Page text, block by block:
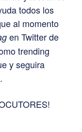
todos los
al momento
en Twitter de
trending
y seguira